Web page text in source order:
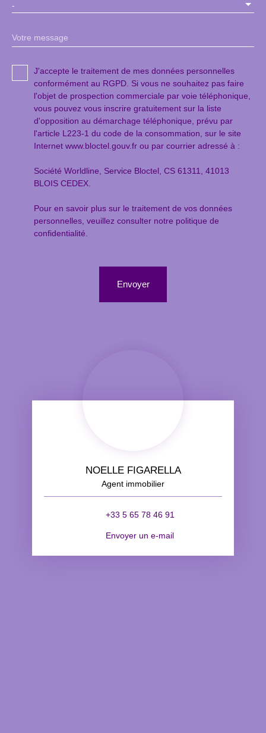
-
Votre message
J'accepte le traitement de mes données personnelles
conformément au RGPD. Si vous ne souhaitez pas faire
l'objet de prospection commerciale par voie téléphonique,
vous pouvez vous inscrire gratuitement sur la liste
d'opposition au démarchage téléphonique, prévu par
l'article L223-1 du code de la consommation, sur le site
Internet www.bloctel.gouv.fr ou par courrier adressé à :
Société Worldline, Service Bloctel, CS 61311, 41013
BLOIS CEDEX.
Pour en savoir plus sur le traitement de vos données
personnelles, veuillez consulter notre politique de
confidentialité.
Envoyer
NOELLE FIGARELLA
Agent immobilier
+33 5 65 78 46 91
Envoyer un e-mail